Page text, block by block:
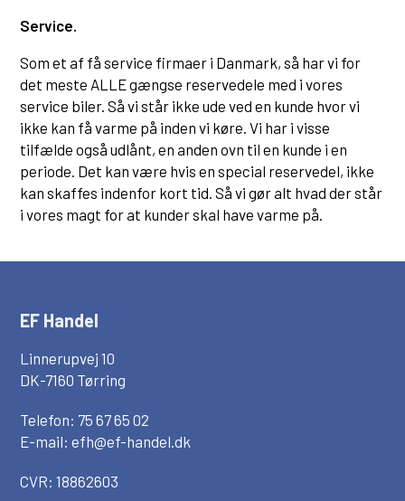
Service.
Som et af få service firmaer i Danmark, så har vi for
det meste ALLE gængse reservedele med i vores
service biler. Så vi står ikke ude ved en kunde hvor vi
ikke kan få varme på inden vi køre. Vi har i visse
tilfælde også udlånt, en anden ovn til en kunde i en
periode. Det kan være hvis en special reservedel, ikke
kan skaffes indenfor kort tid. Så vi gør alt hvad der står
i vores magt for at kunder skal have varme på.
EF Handel
Linnerupvej 10
DK-7160 Tørring
Telefon: 75 67 65 02
E-mail:efh@ef-handel.dk
CVR: 18862603